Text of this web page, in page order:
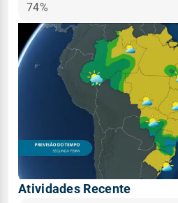
74%
Atividades Recente